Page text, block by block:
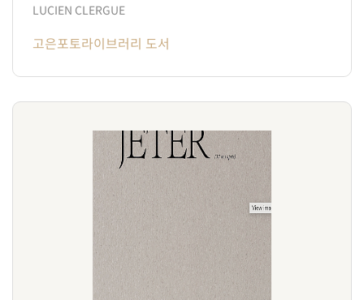
LUCIEN CLERGUE
고은포토라이브러리 도서